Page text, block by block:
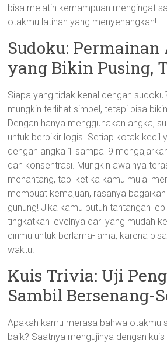
bisa melatih kemampuan mengingat
otakmu latihan yang menyenangkan!
Sudoku: Permainan
yang Bikin Pusing,
Siapa yang tidak kenal dengan
mungkin terlihat simpel, tetapi bisa
Dengan hanya menggunakan angka,
untuk berpikir logis. Setiap kotak kecil
dengan angka 1 sampai 9
dan konsentrasi. Mungkin awalnya
menantang, tapi ketika kamu mulai
membuat kemajuan, rasanya
gunung! Jika kamu butuh tantangan
tingkatkan levelnya dari yang mudah
dirimu untuk berlama-lama, karena
waktu!
Kuis Trivia: Uji
Sambil Bersenang-
Apakah kamu merasa bahwa otakmu
baik? Saatnya mengujinya dengan